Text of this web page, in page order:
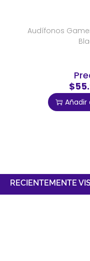
Audífonos
Añadir
RECIENTEMENTE